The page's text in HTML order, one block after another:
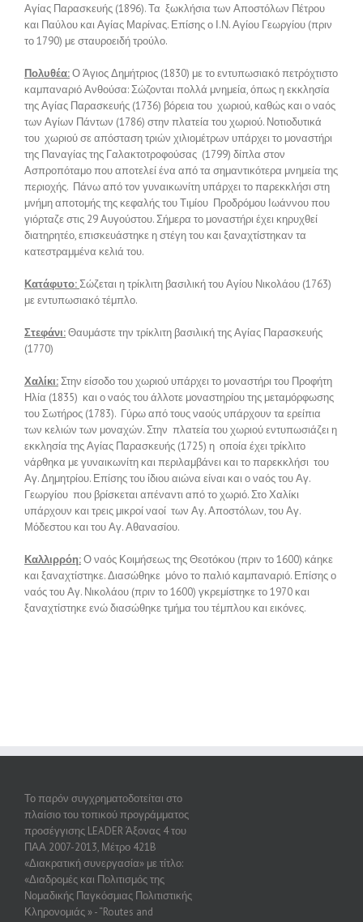
Αγίας Παρασκευής (1896). Τα ξωκλήσια των Αποστόλων Πέτρου
και Παύλου και Αγίας Μαρίνας. Επίσης ο Ι.Ν. Αγίου Γεωργίου (πριν
το 1790) με σταυροειδή τρούλο.
Πολυθέα:Ο Άγιος Δημήτριος (1830) με το εντυπωσιακό πετρόχτιστο
καμπαναριό Ανθούσα: Σώζονται πολλά μνημεία, όπως η εκκλησία
της Αγίας Παρασκευής (1736) βόρεια του χωριού, καθώς και ο ναός
των Αγίων Πάντων (1786) στην πλατεία του χωριού. Νοτιοδυτικά
του χωριού σε απόσταση τριών χιλιομέτρων υπάρχει το μοναστήρι
της Παναγίας της Γαλακτοτροφούσας (1799) δίπλα στον
Ασπροπόταμο που αποτελεί ένα από τα σημαντικότερα μνημεία της
περιοχής. Πάνω από τον γυναικωνίτη υπάρχει το παρεκκλήσι στη
μνήμη αποτομής της κεφαλής του Τιμίου Προδρόμου Ιωάννου που
γιόρταζε στις 29 Αυγούστου. Σήμερα το μοναστήρι έχει κηρυχθεί
διατηρητέο, επισκευάστηκε η στέγη του και ξαναχτίστηκαν τα
κατεστραμμένα κελιά του.
Κατάφυτο:Σώζεται η τρίκλιτη βασιλική του Αγίου Νικολάου (1763)
με εντυπωσιακό τέμπλο.
Στεφάνι:Θαυμάστε την τρίκλιτη βασιλική της Αγίας Παρασκευής
(1770)
Χαλίκι:Στην είσοδο του χωριού υπάρχει το μοναστήρι του Προφήτη
Ηλία (1835) και ο ναός του άλλοτε μοναστηρίου της μεταμόρφωσης
του Σωτήρος (1783). Γύρω από τους ναούς υπάρχουν τα ερείπια
των κελιών των μοναχών. Στην πλατεία του χωριού εντυπωσιάζει η
εκκλησία της Αγίας Παρασκευής (1725) η οποία έχει τρίκλιτο
νάρθηκα με γυναικωνίτη και περιλαμβάνει και το παρεκκλήσι του
Αγ. Δημητρίου. Επίσης του ίδιου αιώνα είναι και ο ναός του Αγ.
Γεωργίου που βρίσκεται απέναντι από το χωριό. Στο Χαλίκι
υπάρχουν και τρεις μικροί ναοί των Αγ. Αποστόλων, του Αγ.
Μόδεστου και του Αγ. Αθανασίου.
Καλλιρρόη:Ο ναός Κοιμήσεως της Θεοτόκου (πριν το 1600) κάηκε
και ξαναχτίστηκε. Διασώθηκε μόνο το παλιό καμπαναριό. Επίσης ο
ναός του Αγ. Νικολάου (πριν το 1600) γκρεμίστηκε το 1970 και
ξαναχτίστηκε ενώ διασώθηκε τμήμα του τέμπλου και εικόνες.
Το παρόν συγχρηματοδοτείται στο
πλαίσιο του τοπικού προγράμματος
προσέγγισης LEADER Άξονας 4 του
ΠΑΑ 2007-2013, Μέτρο 421B
«Διακρατική συνεργασία» με τίτλο:
«Διαδρομές και Πολιτισμός της
Νομαδικής Παγκόσμιας Πολιτιστικής
Κληρονομιάς » - “Routes and